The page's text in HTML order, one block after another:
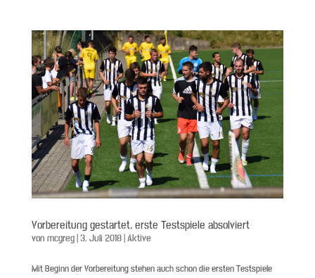
Vorbereitung gestartet, erste Testspiele absolviert
von mcgreg|3. Juli 2018|Aktive
Mit Beginn der Vorbereitung stehen auch schon die ersten Testspiele